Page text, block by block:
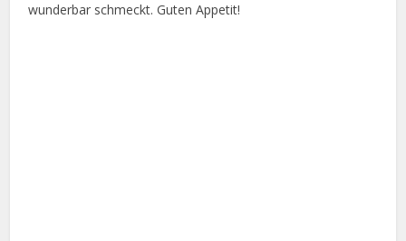
wunderbar schmeckt. Guten Appetit!